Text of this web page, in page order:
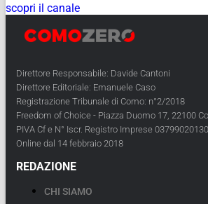
scopri il canale
Direttore Responsabile: Davide Cantoni
Direttore Editoriale: Emanuele Caso
Registrazione Tribunale di Como: n°2/2018
Freedom of Choice - Piazza Duomo 17, 22100
PIVA Cf e N° Iscr. Registro Imprese 03799020130
Online dal 14 febbraio 2018
REDAZIONE
CHI SIAMO